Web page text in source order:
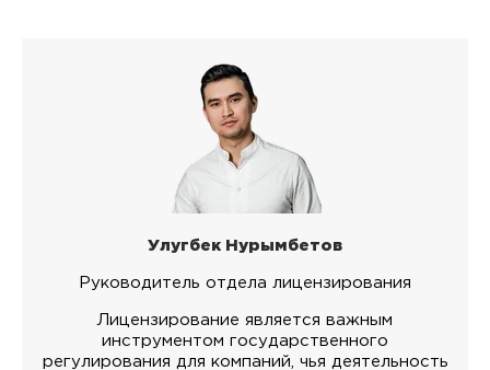
Улугбек Нурымбетов
Руководитель отдела лицензирования
Лицензирование является важным
инструментом государственного
регулирования для компаний, чья деятельность